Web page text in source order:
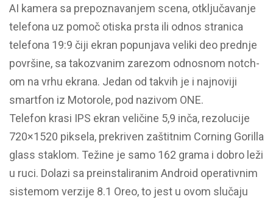
AI kamera sa prepoznavanjem scena, otključavanje
telefona uz pomoč otiska prsta ili odnos stranica
telefona 19:9 čiji ekran popunjava veliki deo prednje
površine, sa takozvanim zarezom odnosnom notch-
om na vrhu ekrana. Jedan od takvih je i najnoviji
smartfon iz Motorole, pod nazivom ONE.
Telefon krasi IPS ekran veličine 5,9 inča, rezolucije
720×1520 piksela, prekriven zaštitnim Corning Gorilla
glass staklom. Težine je samo 162 grama i dobro leži
u ruci. Dolazi sa preinstaliranim Android operativnim
sistemom verzije 8.1 Oreo, to jest u ovom slučaju